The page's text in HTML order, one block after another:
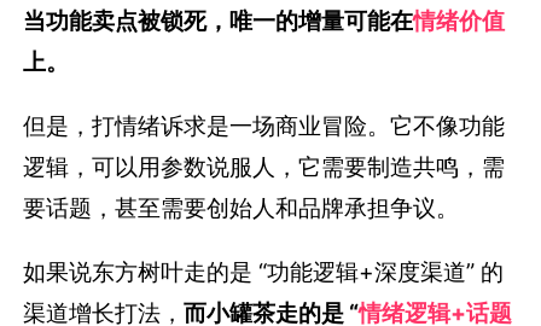
当功能卖点被锁死，唯一的增量可能在情绪价值
上。
但是，打情绪诉求是一场商业冒险。它不像功能
逻辑，可以用参数说服人，它需要制造共鸣，需
要话题，甚至需要创始人和品牌承担争议。
如果说东方树叶走的是 “功能逻辑+深度渠道” 的
渠道增长打法，而小罐茶走的是 “情绪逻辑+话题